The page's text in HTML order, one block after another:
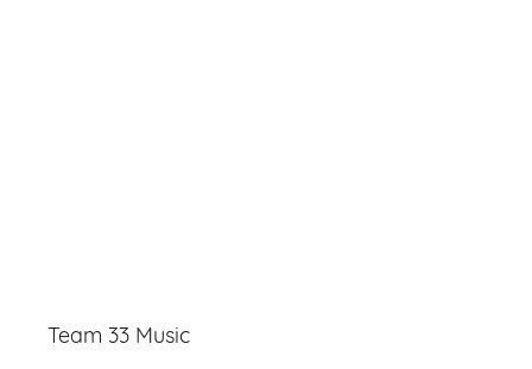
Team 33 Music